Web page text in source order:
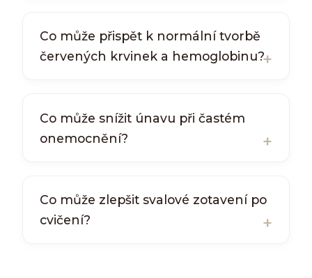
Co může přispět k normální tvorbě
červených krvinek a hemoglobinu?
Co může snížit únavu při častém
onemocnění?
Co může zlepšit svalové zotavení po
cvičení?